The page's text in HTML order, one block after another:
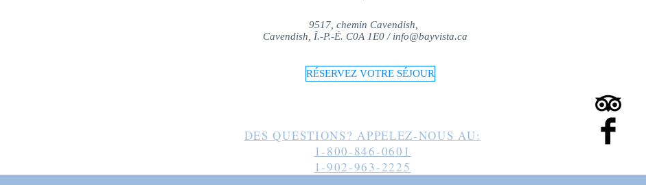
9517, chemin Cavendish,
Cavendish, Î.-P.-É. C0A 1E0 / info@bayvista.ca
RÉSERVEZ VOTRE SÉJOUR
DES QUESTIONS? APPELEZ-NOUS AU:
1-800-846-0601
1-902-963-2225